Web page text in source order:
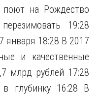
на Рождество
19:28
января 18:28 В 2017
и качественные
млрд рублей 17:28
в глубинку 16:28 В